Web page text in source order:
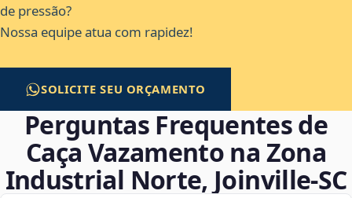
de pressão?
Nossa equipe atua com rapidez!
SOLICITE SEU ORÇAMENTO
Perguntas Frequentes de
Caça Vazamento na Zona
Industrial Norte, Joinville‑SC